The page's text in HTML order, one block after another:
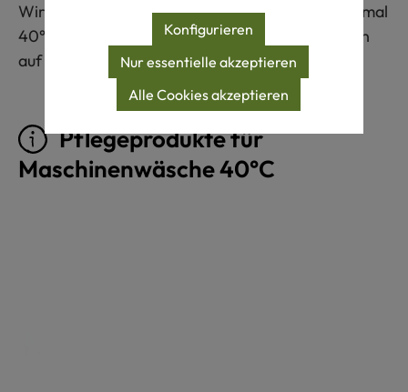
Wir empfehlen eine Maschinenwäsche bis maximal
40°C. Bitte beachten Sie auch die Informationen
auf dem Pflegeetikett am Produkt.
Pflegeprodukte für
Maschinenwäsche 40°C
Nur essentielle akzeptieren
Konfigurieren
Alle Cookies akzeptieren